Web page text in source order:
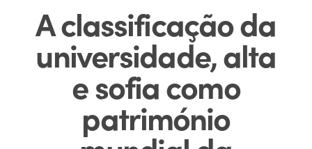
A classificação da
universidade, alta
e sofia como
património